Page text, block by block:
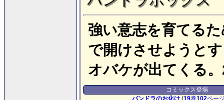
強い意志を育てる
で開けさせようと
オバケが出てくる
コミックス登場
パンドラのお化け (19巻102ペー